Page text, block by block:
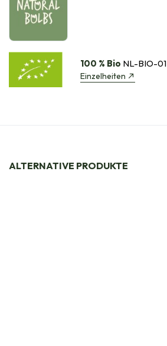
100 % Bio NL-BIO-01
Einzelheiten
ALTERNATIVE PRODUKTE